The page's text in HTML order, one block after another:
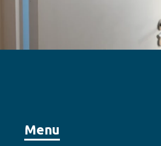
Menu